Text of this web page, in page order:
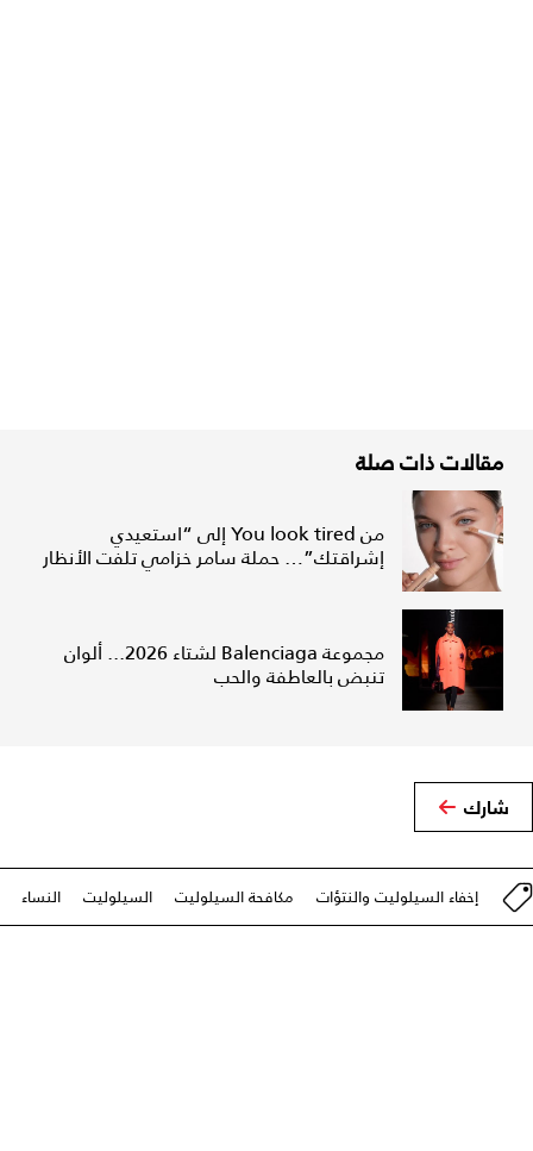
مقالات ذات صلة
من You look tired إلى “استعيدي
إشراقتك”… حملة سامر خزامي تلفت الأنظار
مجموعة Balenciaga لشتاء 2026... ألوان
تنبض بالعاطفة والحب
شارك
إخفاء السيلوليت والنتؤات مكافحة السيلوليت السيلوليت النساء